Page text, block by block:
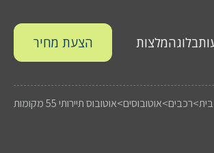
בלוגהמלצות הצעת מחיר
בית>רכבים>אוטובוסים>אוטובוס תיירותי 55 מקומות